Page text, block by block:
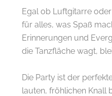
Egal ob Luftgitarre
für alles, was Spaß
Erinnerungen und
die Tanzfläche wagt,
Die Party ist der
lauten, fröhlichen Knall